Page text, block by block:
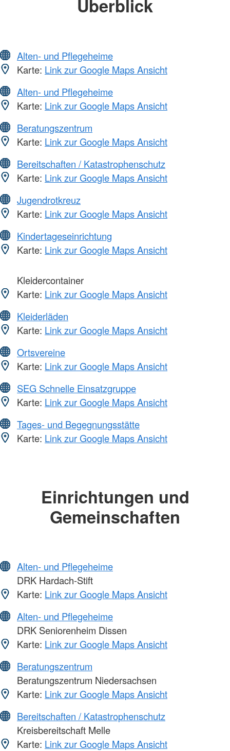
Überblick
Alten- und Pflegeheime
Karte: Link zur Google Maps Ansicht
Alten- und Pflegeheime
Karte: Link zur Google Maps Ansicht
Beratungszentrum
Karte: Link zur Google Maps Ansicht
Bereitschaften / Katastrophenschutz
Karte: Link zur Google Maps Ansicht
Jugendrotkreuz
Karte: Link zur Google Maps Ansicht
Kindertageseinrichtung
Karte: Link zur Google Maps Ansicht
Kleidercontainer
Karte: Link zur Google Maps Ansicht
Kleiderläden
Karte: Link zur Google Maps Ansicht
Ortsvereine
Karte: Link zur Google Maps Ansicht
SEG Schnelle Einsatzgruppe
Karte: Link zur Google Maps Ansicht
Tages- und Begegnungsstätte
Karte: Link zur Google Maps Ansicht
Einrichtungen und
Gemeinschaften
Alten- und Pflegeheime
DRK Hardach-Stift
Karte: Link zur Google Maps Ansicht
Alten- und Pflegeheime
DRK Seniorenheim Dissen
Karte: Link zur Google Maps Ansicht
Beratungszentrum
Beratungszentrum Niedersachsen
Karte: Link zur Google Maps Ansicht
Bereitschaften / Katastrophenschutz
Kreisbereitschaft Melle
Karte: Link zur Google Maps Ansicht